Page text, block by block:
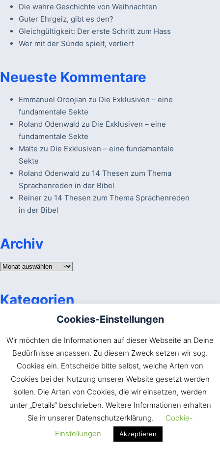
Die wahre Geschichte von Weihnachten
Guter Ehrgeiz, gibt es den?
Gleichgültigkeit: Der erste Schritt zum Hass
Wer mit der Sünde spielt, verliert
Neueste Kommentare
Emmanuel Oroojian zu Die Exklusiven – eine
fundamentale Sekte
Roland Odenwald zu Die Exklusiven – eine
fundamentale Sekte
Malte zu Die Exklusiven – eine fundamentale
Sekte
Roland Odenwald zu 14 Thesen zum Thema
Sprachenreden in der Bibel
Reinerzu 14 Thesen zum Thema Sprachenreden
in der Bibel
Archiv
Archiv
Kategorien
Abfall ACK Apostasie Apostellehre Babylon
Bekehrung Bußpredigt Darbysmus Evangelische Allianz
Freimaurerei Frömmler Gehorsam Geistesgaben
Gesetzlosigkeit GOTT Heidentum
Cookies-Einstellungen
Wir möchten die Informationen auf dieser Webseite an Deine
Bedürfnisse anpassen. Zu diesem Zweck setzen wir sog.
Cookies ein. Entscheide bitte selbst, welche Arten von
Cookies bei der Nutzung unserer Website gesetzt werden
sollen. Die Arten von Cookies, die wir einsetzen, werden
unter „Details“ beschrieben. Weitere Informationen erhalten
Sie in unserer Datenschutzerklärung.
Cookie-
Einstellungen
Akzeptieren